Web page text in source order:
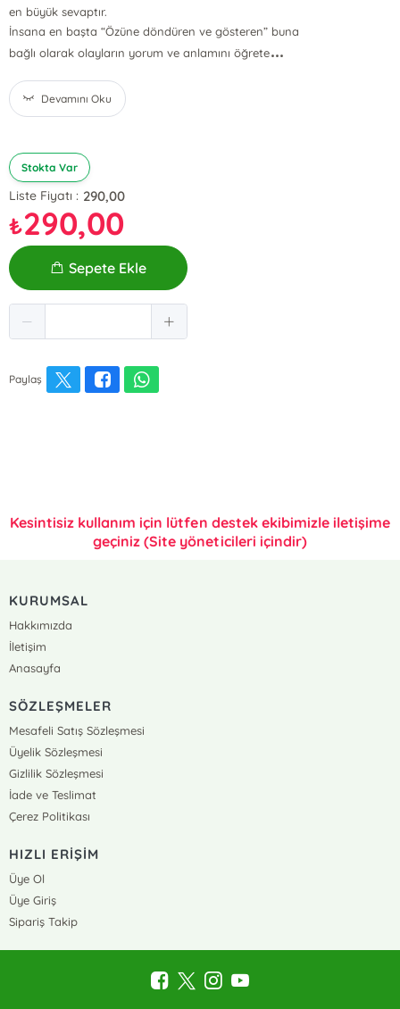
en büyük sevaptır.
İnsana en başta “Özüne döndüren ve gösteren” buna
bağlı olarak olayların yorum ve anlamını öğrete...
Devamını Oku
Stokta Var
Liste Fiyatı : 290,00
₺290,00
Sepete Ekle
Paylaş
Kesintisiz kullanım için lütfen destek ekibimizle iletişime
geçiniz (Site yöneticileri içindir)
KURUMSAL
Hakkımızda
İletişim
Anasayfa
SÖZLEŞMELER
Mesafeli Satış Sözleşmesi
Üyelik Sözleşmesi
Gizlilik Sözleşmesi
İade ve Teslimat
Çerez Politikası
HIZLI ERİŞİM
Üye Ol
Üye Giriş
Sipariş Takip